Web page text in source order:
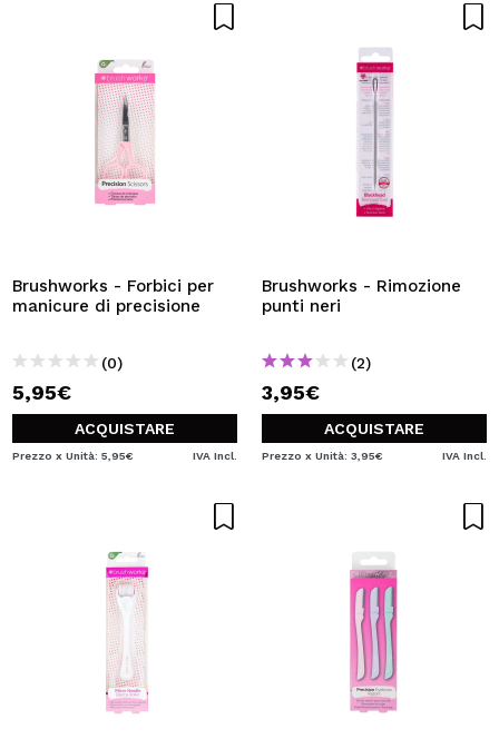
Brushworks - Forbici per
manicure di precisione
(0)
5,95€
ACQUISTARE
Prezzo x Unità: 5,95€ IVA Incl.
Brushworks - Rimozione
punti neri
(2)
3,95€
ACQUISTARE
Prezzo x Unità: 3,95€ IVA Incl.